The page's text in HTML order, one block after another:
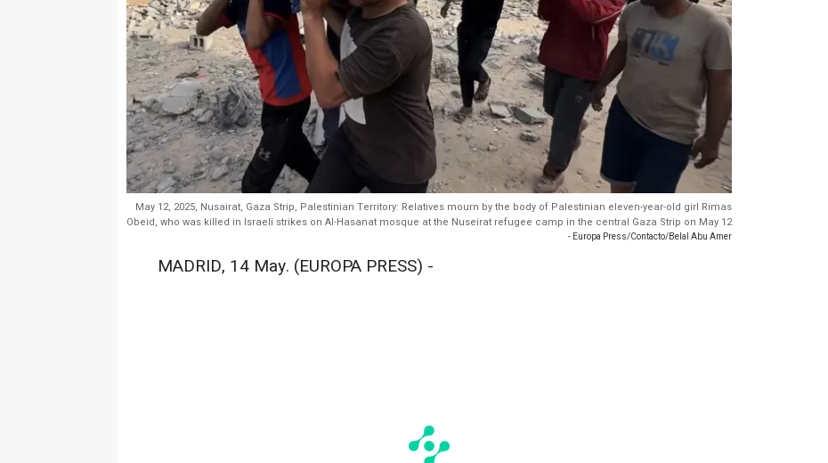
May 12, 2025, Nusairat, Gaza Strip, Palestinian Territory: Relatives mourn by the body of Palestinian eleven-year-old girl Rimas
Obeid, who was killed in Israeli strikes on Al-Hasanat mosque at the Nuseirat refugee camp in the central Gaza Strip on May 12
- Europa Press/Contacto/Belal Abu Amer
MADRID, 14 May. (EUROPA PRESS) -